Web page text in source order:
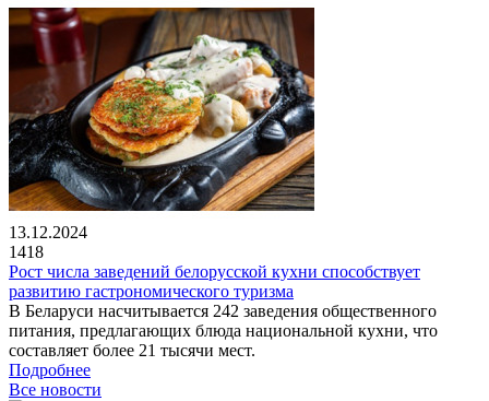
13.12.2024
1418
Рост числа заведений белорусской кухни способствует
развитию гастрономического туризма
В Беларуси насчитывается 242 заведения общественного
питания, предлагающих блюда национальной кухни, что
составляет более 21 тысячи мест.
Подробнее
Все новости